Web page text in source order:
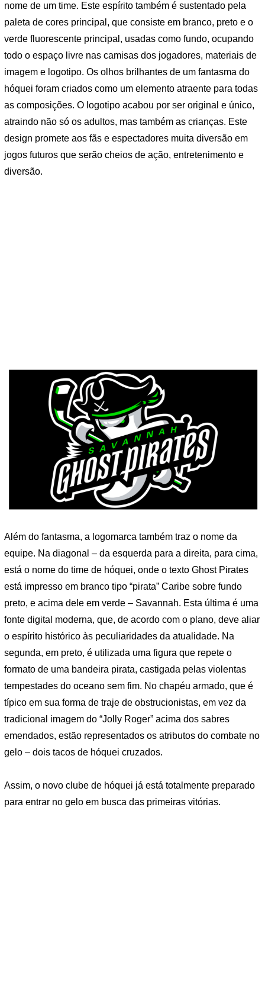
nome de um time. Este espírito também é sustentado pela
paleta de cores principal, que consiste em branco, preto e o
verde fluorescente principal, usadas como fundo, ocupando
todo o espaço livre nas camisas dos jogadores, materiais de
imagem e logotipo. Os olhos brilhantes de um fantasma do
hóquei foram criados como um elemento atraente para todas
as composições. O logotipo acabou por ser original e único,
atraindo não só os adultos, mas também as crianças. Este
design promete aos fãs e espectadores muita diversão em
jogos futuros que serão cheios de ação, entretenimento e
diversão.
Além do fantasma, a logomarca também traz o nome da
equipe. Na diagonal – da esquerda para a direita, para cima,
está o nome do time de hóquei, onde o texto Ghost Pirates
está impresso em branco tipo “pirata” Caribe sobre fundo
preto, e acima dele em verde – Savannah. Esta última é uma
fonte digital moderna, que, de acordo com o plano, deve aliar
o espírito histórico às peculiaridades da atualidade. Na
segunda, em preto, é utilizada uma figura que repete o
formato de uma bandeira pirata, castigada pelas violentas
tempestades do oceano sem fim. No chapéu armado, que é
típico em sua forma de traje de obstrucionistas, em vez da
tradicional imagem do “Jolly Roger” acima dos sabres
emendados, estão representados os atributos do combate no
gelo – dois tacos de hóquei cruzados.
Assim, o novo clube de hóquei já está totalmente preparado
para entrar no gelo em busca das primeiras vitórias.